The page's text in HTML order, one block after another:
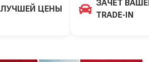
ЦЕНЫ
ЗАЧЕТ
TRADE-IN